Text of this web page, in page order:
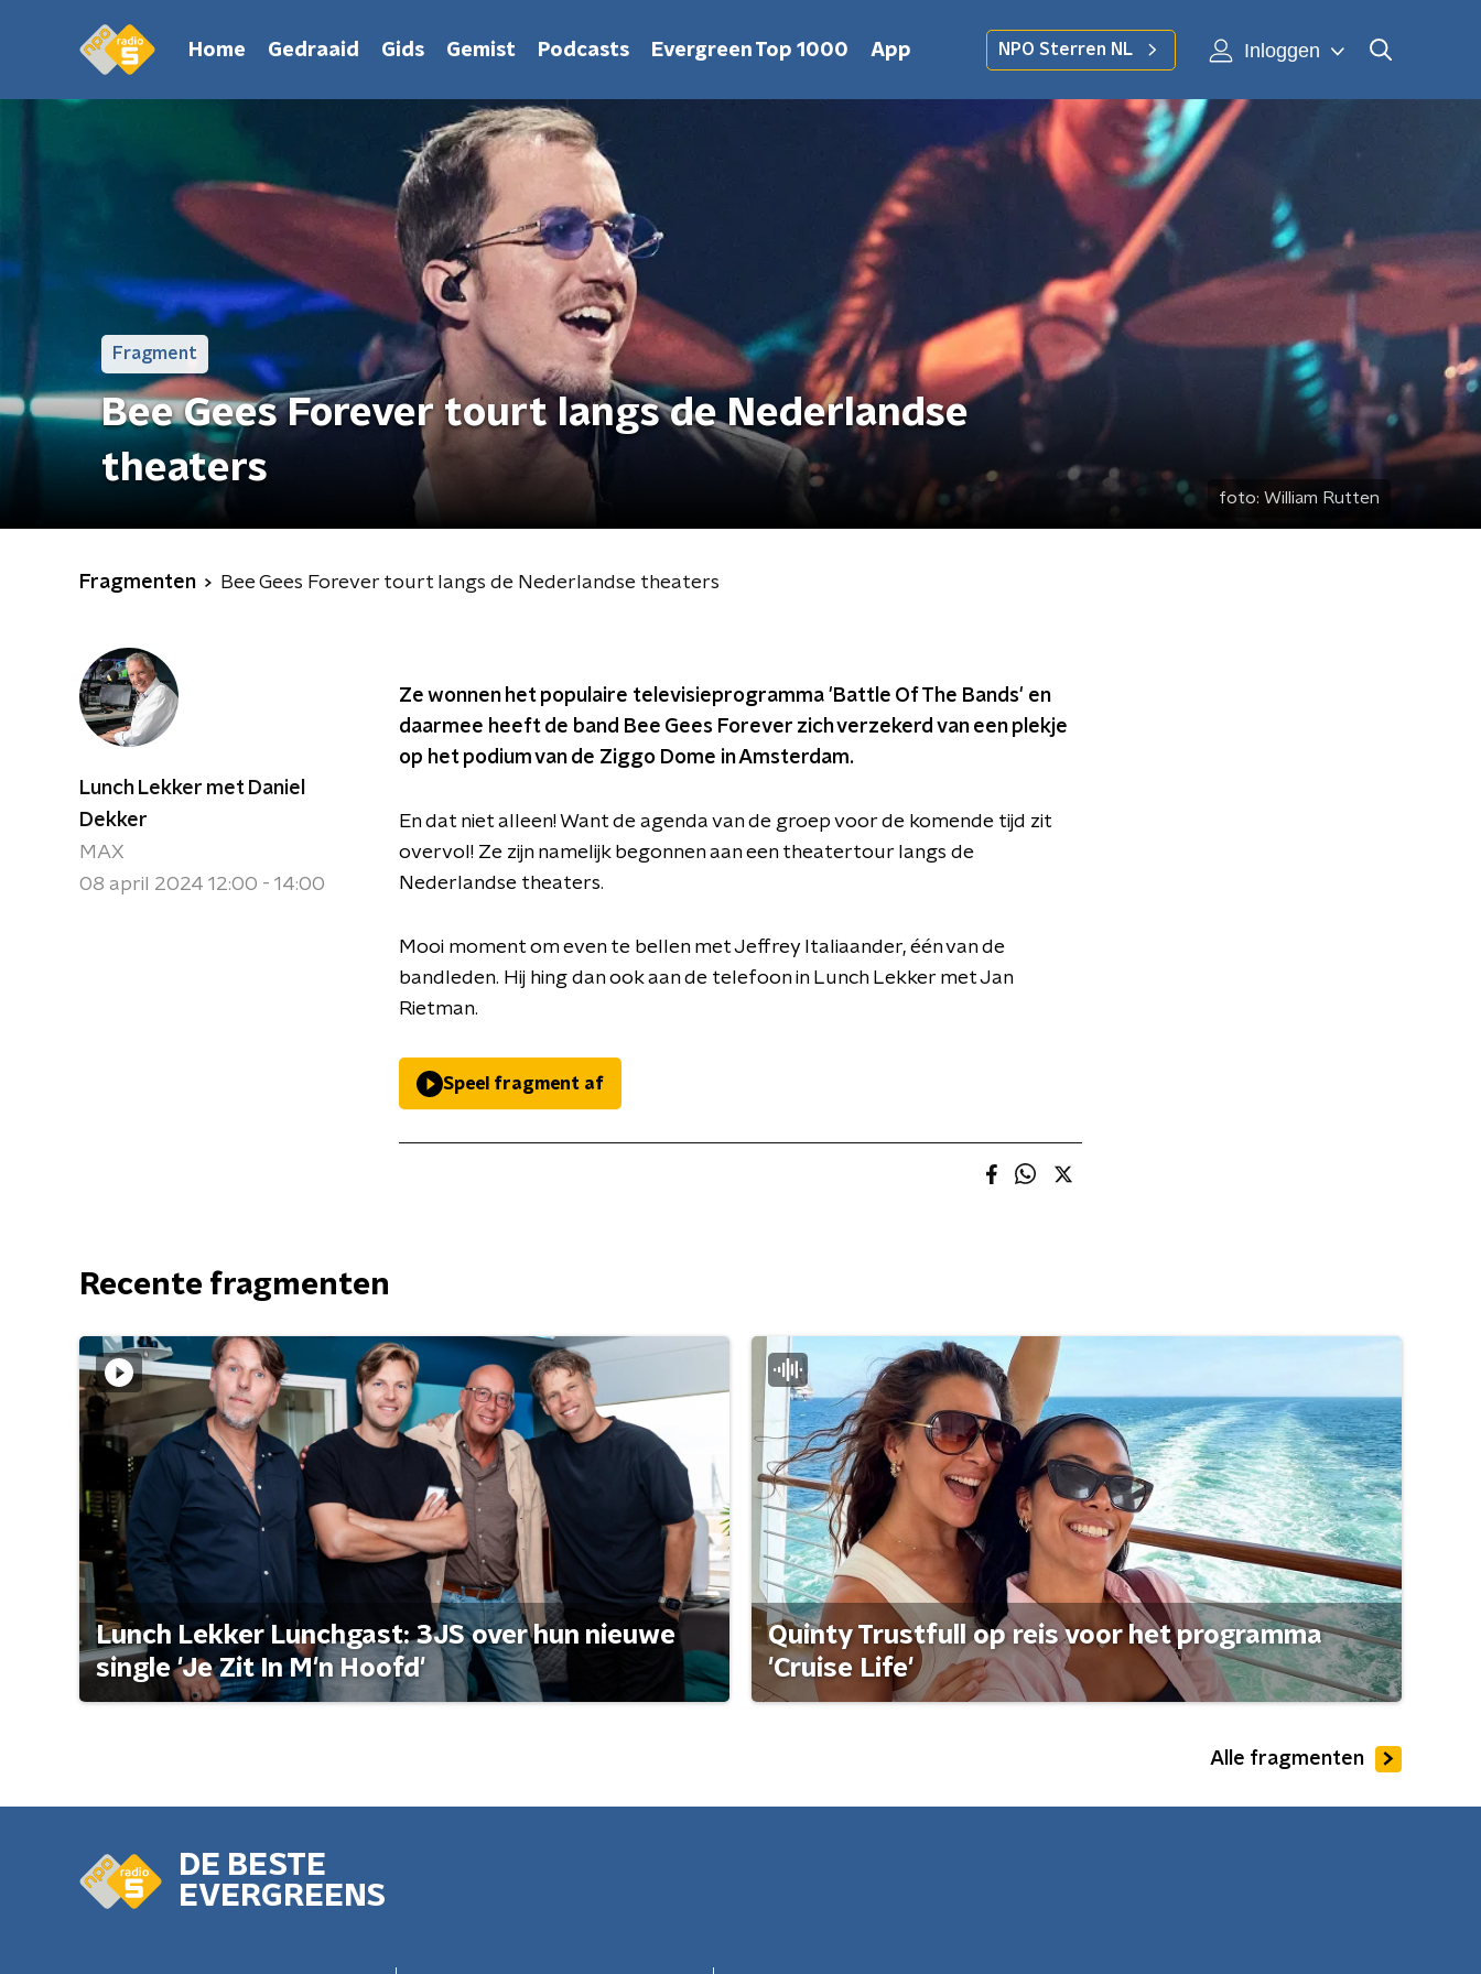
Home Gedraaid Gids Gemist Podcasts Evergreen Top 1000 App NPO Sterren NL Inloggen
Fragment
Bee Gees Forever tourt langs de Nederlandse
theaters
foto: William Rutten
Fragmenten Bee Gees Forever tourt langs de Nederlandse theaters
Lunch Lekker met Daniel
Dekker
MAX
08 april 2024 12:00 - 14:00
Ze wonnen het populaire televisieprogramma 'Battle Of The Bands' en
daarmee heeft de band Bee Gees Forever zich verzekerd van een plekje
op het podium van de Ziggo Dome in Amsterdam.
En dat niet alleen! Want de agenda van de groep voor de komende tijd zit
overvol! Ze zijn namelijk begonnen aan een theatertour langs de
Nederlandse theaters.
Mooi moment om even te bellen met Jeffrey Italiaander, één van de
bandleden. Hij hing dan ook aan de telefoon in Lunch Lekker met Jan
Rietman.
Speel fragment af
Recente fragmenten
Lunch Lekker Lunchgast: 3JS over hun nieuwe
single 'Je Zit In M'n Hoofd'
Quinty Trustfull op reis voor het programma
'Cruise Life'
Alle fragmenten
DE BESTE
EVERGREENS